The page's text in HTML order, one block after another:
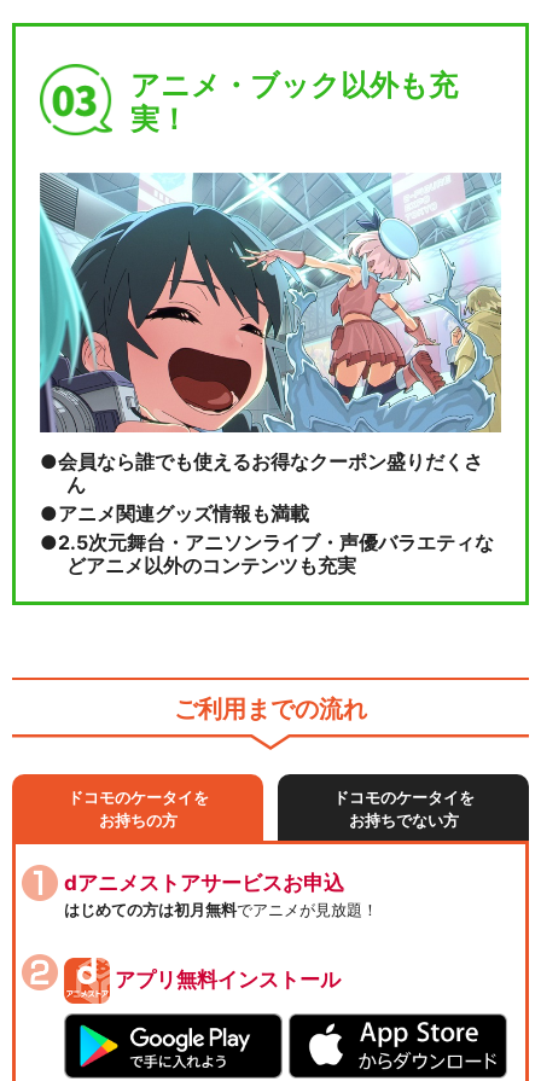
アニメ・ブック以外も充
実！
会員なら誰でも使えるお得なクーポン盛りだくさ
ん
アニメ関連グッズ情報も満載
2.5次元舞台・アニソンライブ・声優バラエティな
どアニメ以外のコンテンツも充実
ご利用までの流れ
ドコモのケータイを
お持ちの方
ドコモのケータイを
お持ちでない方
dアニメストアサービスお申込
はじめての方は初月無料でアニメが見放題！
アプリ無料インストール